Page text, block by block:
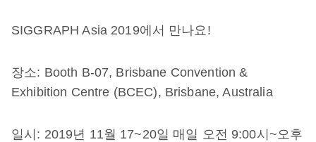
SIGGRAPH Asia 2019에서 만나요!
장소: Booth B-07, Brisbane Convention &
Exhibition Centre (BCEC), Brisbane, Australia
일시: 2019년 11월 17~20일 매일 오전 9:00시~오후